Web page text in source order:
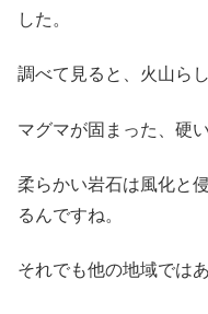
した。
調べて見ると、火山らし
マグマが固まった、硬
柔らかい岩石は風化と
るんですね。
それでも他の地域では